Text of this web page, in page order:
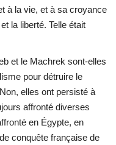
à la vie, et à sa croyance
la liberté. Telle était
et le Machrek sont-elles
pour détruire le
elles ont persisté à
affronté diverses
en Égypte, en
conquête française de